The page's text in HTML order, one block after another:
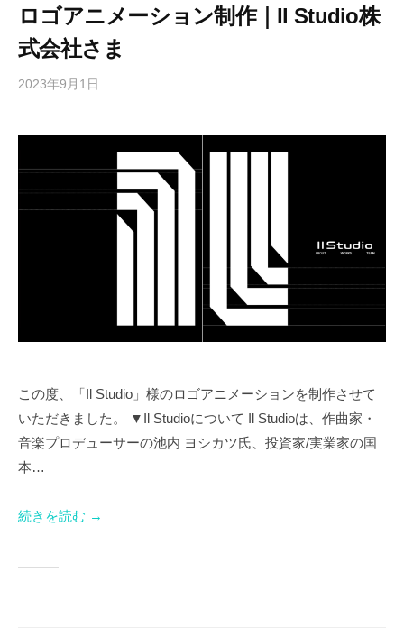
ィ
制
作
く
応
だ
て
お
り
ま
ロゴアニメーション制作｜Il Studio株
式会社さま
2023年9月1日
O
K
この度、「Il Studio」様のロゴアニメーションを制作させて
いただきました。 ▼Il Studioについて Il Studioは、作曲家・
音楽プロデューサーの池内 ヨシカツ氏、投資家/実業家の国
本…
続きを読む →